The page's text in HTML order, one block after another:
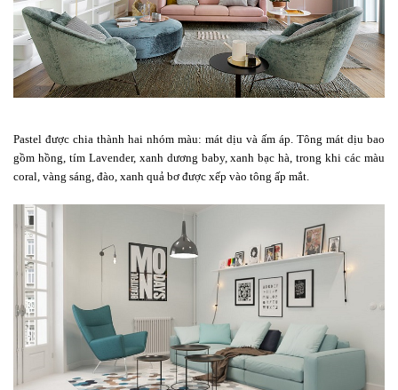
Pastel được chia thành hai nhóm màu: mát dịu và ấm áp. Tông mát dịu bao
gồm hồng, tím Lavender, xanh dương baby, xanh bạc hà, trong khi các màu
coral, vàng sáng, đào, xanh quả bơ được xếp vào tông ấp mắt.